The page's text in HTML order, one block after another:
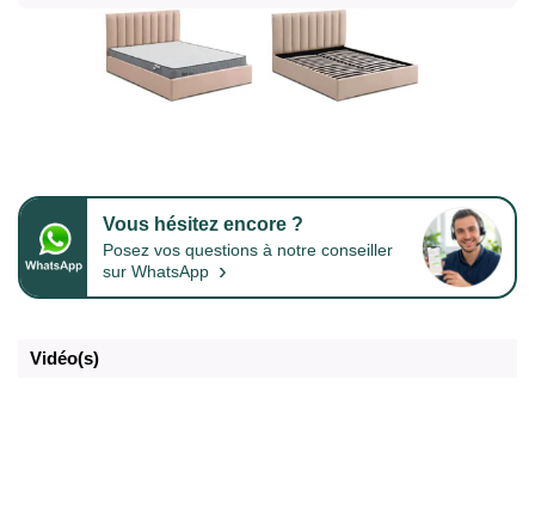
Vous hésitez encore ?
Posez vos questions à notre conseiller
sur WhatsApp ›
Vidéo(s)